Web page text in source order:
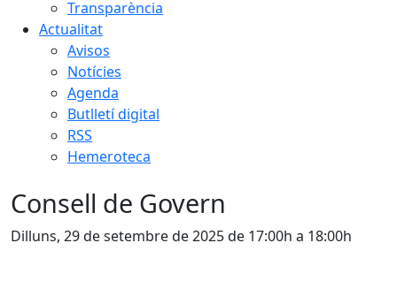
Transparència
Actualitat
Avisos
Notícies
Agenda
Butlletí digital
RSS
Hemeroteca
Consell de Govern
Dilluns, 29 de setembre de 2025 de 17:00h a 18:00h